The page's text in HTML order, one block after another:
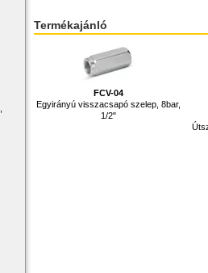
Termékajánló
FCV-04
Egyirányú visszacsapó szelep, 8bar,
1/2"